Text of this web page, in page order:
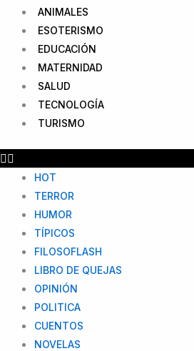
ANIMALES
ESOTERISMO
EDUCACIÓN
MATERNIDAD
SALUD
TECNOLOGÍA
TURISMO
HOT
TERROR
HUMOR
TÍPICOS
FILOSOFLASH
LIBRO DE QUEJAS
OPINIÓN
POLITICA
CUENTOS
NOVELAS